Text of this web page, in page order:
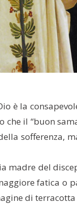
è la
che il “buon
sofferenza,
madre del
fatica o
di